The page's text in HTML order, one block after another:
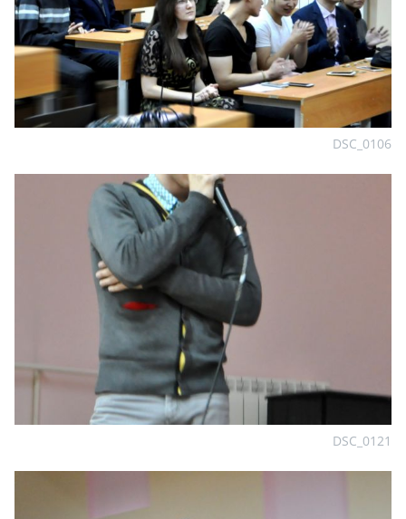
DSC_0106
DSC_0121